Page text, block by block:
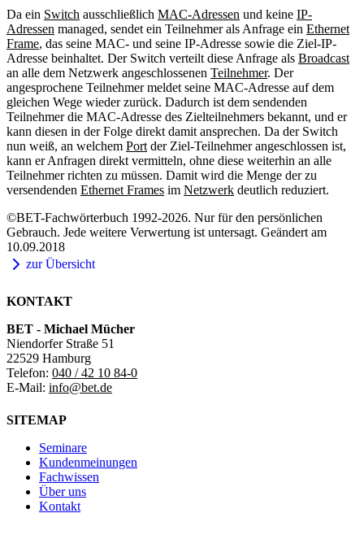
Da ein Switch ausschließlich MAC-Adressen und keine IP-
Adressen managed, sendet ein Teilnehmer als Anfrage ein Ethernet
Frame, das seine MAC- und seine IP-Adresse sowie die Ziel-IP-
Adresse beinhaltet. Der Switch verteilt diese Anfrage als Broadcast
an alle dem Netzwerk angeschlossenen Teilnehmer. Der
angesprochene Teilnehmer meldet seine MAC-Adresse auf dem
gleichen Wege wieder zurück. Dadurch ist dem sendenden
Teilnehmer die MAC-Adresse des Zielteilnehmers bekannt, und er
kann diesen in der Folge direkt damit ansprechen. Da der Switch
nun weiß, an welchem Port der Ziel-Teilnehmer angeschlossen ist,
kann er Anfragen direkt vermitteln, ohne diese weiterhin an alle
Teilnehmer richten zu müssen. Damit wird die Menge der zu
versendenden Ethernet Frames im Netzwerk deutlich reduziert.
©BET-Fachwörterbuch 1992-2026. Nur für den persönlichen
Gebrauch. Jede weitere Verwertung ist untersagt. Geändert am
10.09.2018
zur Übersicht
KONTAKT
BET - Michael Mücher
Niendorfer Straße 51
22529 Hamburg
Telefon: 040 / 42 10 84-0
E-Mail: info@bet.de
SITEMAP
Seminare
Kundenmeinungen
Fachwissen
Über uns
Kontakt